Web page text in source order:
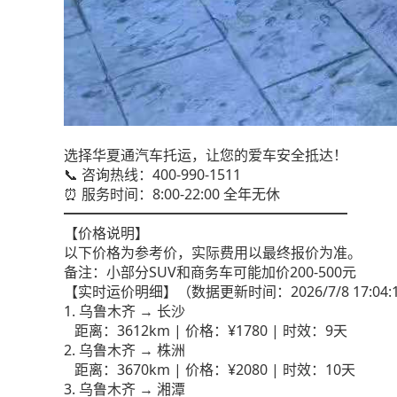
选择华夏通汽车托运，让您的爱车安全抵达！
📞 咨询热线：400-990-1511
⏰ 服务时间：8:00-22:00 全年无休
━━━━━━━━━━━━━━━━━━━━
【价格说明】
以下价格为参考价，实际费用以最终报价为准。
备注：小部分SUV和商务车可能加价200-500元
【实时运价明细】（数据更新时间：2026/7/8
1. 乌鲁木齐 → 长沙
距离：3612km | 价格：¥1780 | 时效：9天
2. 乌鲁木齐 → 株洲
距离：3670km | 价格：¥2080 | 时效：10天
3. 乌鲁木齐 → 湘潭